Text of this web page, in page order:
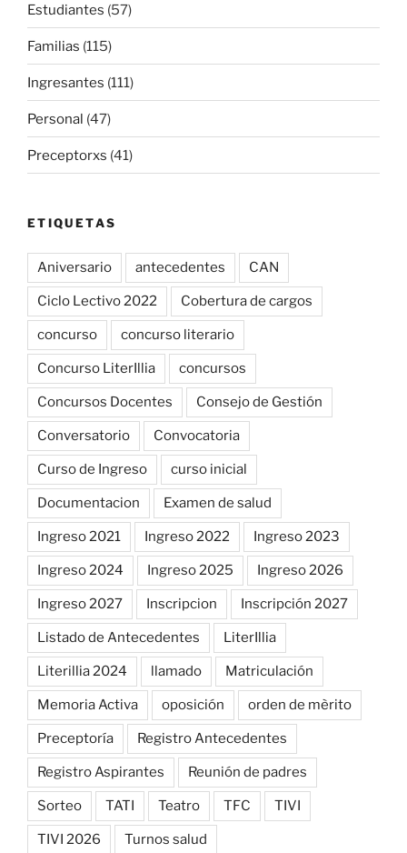
Estudiantes (57)
Familias (115)
Ingresantes (111)
Personal (47)
Preceptorxs (41)
ETIQUETAS
Aniversario antecedentes CAN
Ciclo Lectivo 2022 Cobertura de cargos
concurso concurso literario
Concurso LiterIllia concursos
Concursos Docentes Consejo de Gestión
Conversatorio Convocatoria
Curso de Ingreso curso inicial
Documentacion Examen de salud
Ingreso 2021 Ingreso 2022 Ingreso 2023
Ingreso 2024 Ingreso 2025 Ingreso 2026
Ingreso 2027 Inscripcion Inscripción 2027
Listado de Antecedentes LiterIllia
Literillia 2024 llamado Matriculación
Memoria Activa oposición orden de mèrito
Preceptoría Registro Antecedentes
Registro Aspirantes Reunión de padres
Sorteo TATI Teatro TFC TIVI
TIVI 2026 Turnos salud